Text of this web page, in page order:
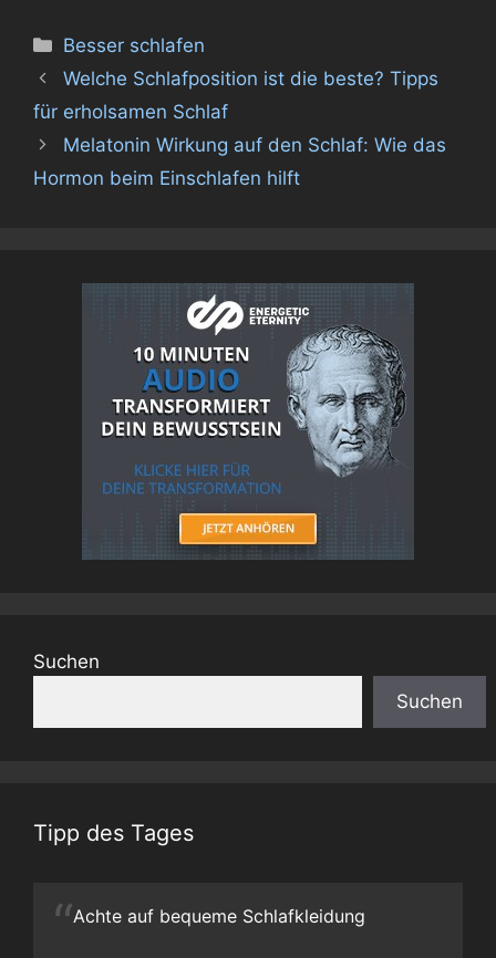
Kategorien
Besser schlafen
Welche Schlafposition ist die beste? Tipps
für erholsamen Schlaf
Melatonin Wirkung auf den Schlaf: Wie das
Hormon beim Einschlafen hilft
Suchen
Suchen
Tipp des Tages
“Achte auf bequeme Schlafkleidung